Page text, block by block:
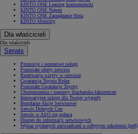
KINTO ONE Leasing konsumencki
KINTO ONE Najem
KINTO ONE Zarządzanie flotą
KINTO Mobility
Dla właścicieli
Dla właścicieli
Serwis
Promocje i sezonowe usługi
Pozostałe oferty serwisu
Rezerwacja wizyty w serwisie
Gwarancja Toyota Relax
Pozostałe Gwarancje Toyoty
Ubezpieczenia i naprawy blacharsko-lakiernicze
Innowacyjne usługi dla Twojej wygody
Bezpłatne Akcje Serwisowe
Serwis Dobrych Cen
Serwis w ASO się opłaca
Dostęp do informacji serwisowych
Wykaz wydanych zaświadczeń o odbytym szkoleniu (pdf)